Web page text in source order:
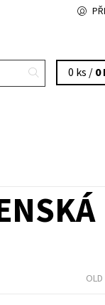
0 ks /0